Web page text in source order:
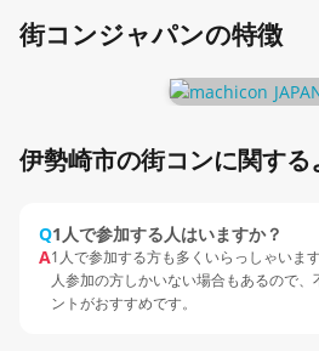
街コンジャパンの特徴
伊勢崎市の街コンに関する
Q1人で参加する人はいますか？
A1人で参加する方も多くいらっしゃいま
人参加の方しかいない場合もあるので
ントがおすすめです。